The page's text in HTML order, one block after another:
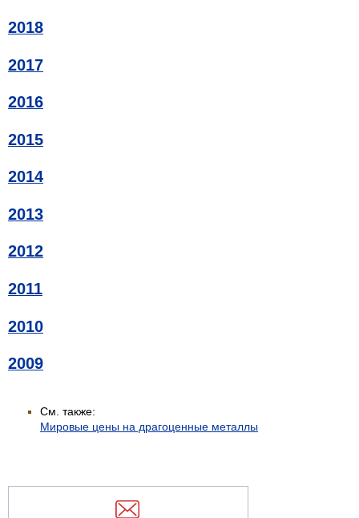
2018
2017
2016
2015
2014
2013
2012
2011
2010
2009
См. также:
Мировые цены на драгоценные металлы